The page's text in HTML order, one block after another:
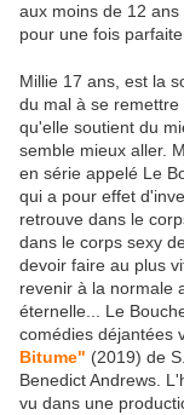
aux moins de 12
pour une fois
Millie 17 ans, est la
du mal à se
qu'elle soutient du
semble mieux aller.
en série appelé Le
qui a pour effet
retrouve dans le
dans le corps sexy
devoir faire au plus
revenir à la normale
éternelle... Le
comédies déjantées
Bitume" (2019) de
Benedict Andrews.
vu dans une